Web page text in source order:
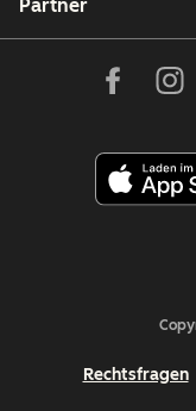
Partner
Rechtsfragen